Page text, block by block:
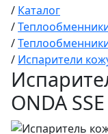
/ Каталог
/
/
/ Испарители
ONDA